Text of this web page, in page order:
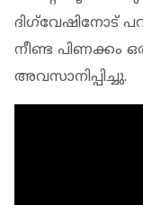
ദിഗ്‌വേഷിനോട്
നീണ്ട പിണക്കം
അവസാനിപ്പിച്ചു.